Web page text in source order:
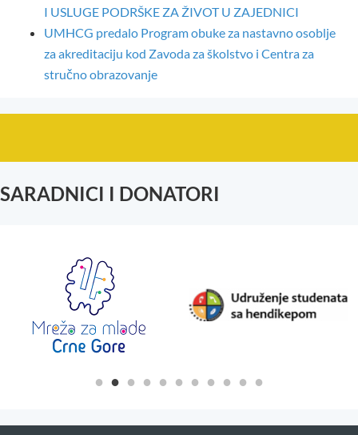
I USLUGE PODRŠKE ZA ŽIVOT U ZAJEDNICI
UMHCG predalo Program obuke za nastavno osoblje
za akreditaciju kod Zavoda za školstvo i Centra za
stručno obrazovanje
SARADNICI I DONATORI